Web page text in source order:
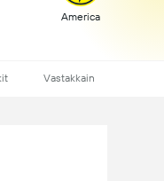
America
Vastakkain